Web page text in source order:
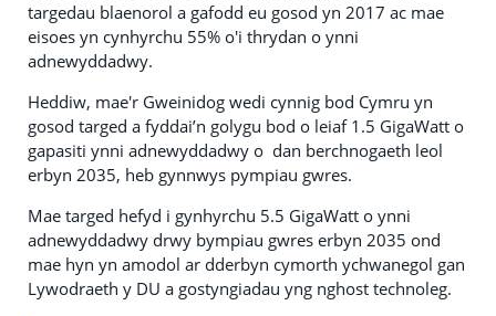
targedau blaenorol a gafodd eu gosod yn 2017 ac mae
eisoes yn cynhyrchu 55% o'i thrydan o ynni
adnewyddadwy.
Heddiw, mae'r Gweinidog wedi cynnig bod Cymru yn
gosod targed a fyddai’n golygu bod o leiaf 1.5 GigaWatt o
gapasiti ynni adnewyddadwy o dan berchnogaeth leol
erbyn 2035, heb gynnwys pympiau gwres.
Mae targed hefyd i gynhyrchu 5.5 GigaWatt o ynni
adnewyddadwy drwy bympiau gwres erbyn 2035 ond
mae hyn yn amodol ar dderbyn cymorth ychwanegol gan
Lywodraeth y DU a gostyngiadau yng nghost technoleg.